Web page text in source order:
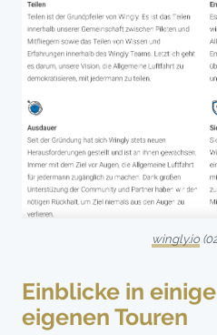
wingly.io
Einblicke in
eigenen Touren